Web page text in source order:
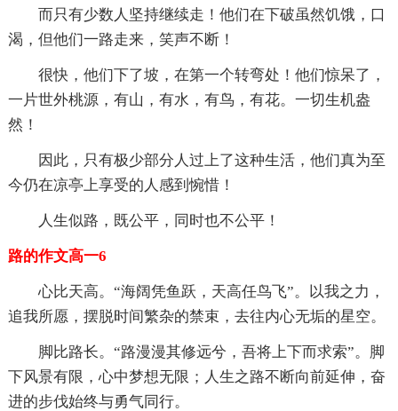
而只有少数人坚持继续走！他们在下破虽然饥饿，口
渴，但他们一路走来，笑声不断！
很快，他们下了坡，在第一个转弯处！他们惊呆了，
一片世外桃源，有山，有水，有鸟，有花。一切生机盎
然！
因此，只有极少部分人过上了这种生活，他们真为至
今仍在凉亭上享受的人感到惋惜！
人生似路，既公平，同时也不公平！
路的作文高一6
心比天高。“海阔凭鱼跃，天高任鸟飞”。以我之力，
追我所愿，摆脱时间繁杂的禁束，去往内心无垢的星空。
脚比路长。“路漫漫其修远兮，吾将上下而求索”。脚
下风景有限，心中梦想无限；人生之路不断向前延伸，奋
进的步伐始终与勇气同行。